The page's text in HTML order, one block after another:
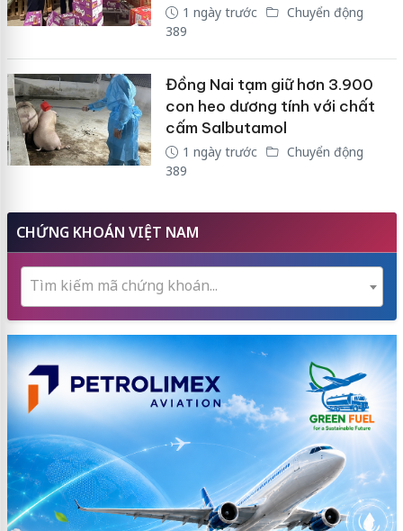
1 ngày trước
Chuyển động
389
Đồng Nai tạm giữ hơn 3.900
con heo dương tính với chất
cấm Salbutamol
1 ngày trước
Chuyển động
389
CHỨNG KHOÁN VIỆT NAM
Tìm kiếm mã chứng khoán...